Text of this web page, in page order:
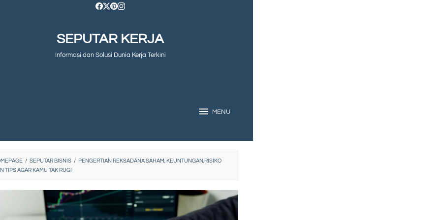
SEPUTAR KERJA
Informasi dan Solusi Dunia Kerja Terkini
MENU
/ SEPUTAR BISNIS / PENGERTIAN REKSADANA SAHAM, KEUNTUNGAN,RISIKO
TIPS AGAR KAMU TAK RUGI